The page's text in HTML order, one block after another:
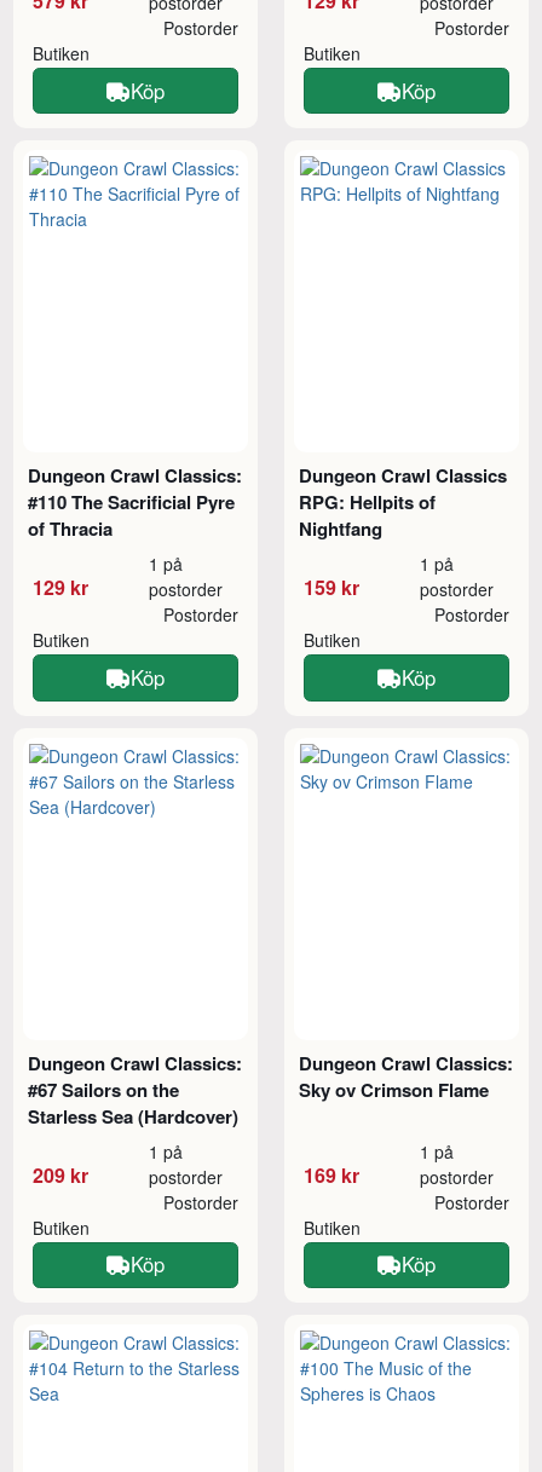
Butiken
Postorder
Köp
Butiken
Postorder
Köp
Dungeon Crawl Classics:
#110 The Sacrificial Pyre
of Thracia
129 kr
1 på
postorder
Butiken
Postorder
Köp
Dungeon Crawl Classics
RPG: Hellpits of
Nightfang
159 kr
1 på
postorder
Butiken
Postorder
Köp
Dungeon Crawl Classics:
#67 Sailors on the
Starless Sea (Hardcover)
209 kr
1 på
postorder
Butiken
Postorder
Köp
Dungeon Crawl Classics:
Sky ov Crimson Flame
169 kr
1 på
postorder
Butiken
Postorder
Köp